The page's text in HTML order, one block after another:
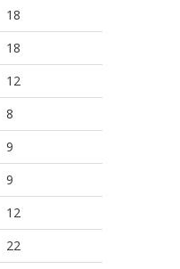
18
18
12
8
9
9
12
22